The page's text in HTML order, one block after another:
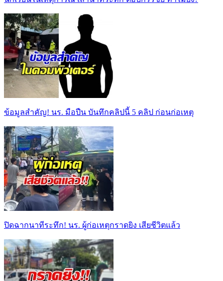
ข้อมูลสำคัญ! นร. มือปืน บันทึกคลิปนี้ 5 คลิป ก่อนก่อเหตุ
ปิดฉากนาทีระทึก! นร. ผู้ก่อเหตุกราดยิง เสียชีวิตแล้ว